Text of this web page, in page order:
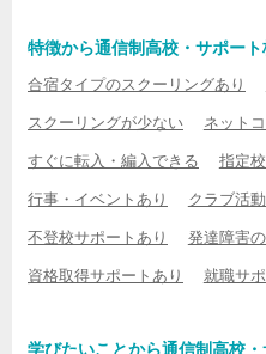
特徴から通信制高校・サポー
合宿タイプのスクーリングあり
スクーリングが少ない ネット
すぐに転入・編入できる 指定
行事・イベントあり クラブ活
不登校サポートあり 発達障害
資格取得サポートあり 就職サ
学びたいことから通信制高校